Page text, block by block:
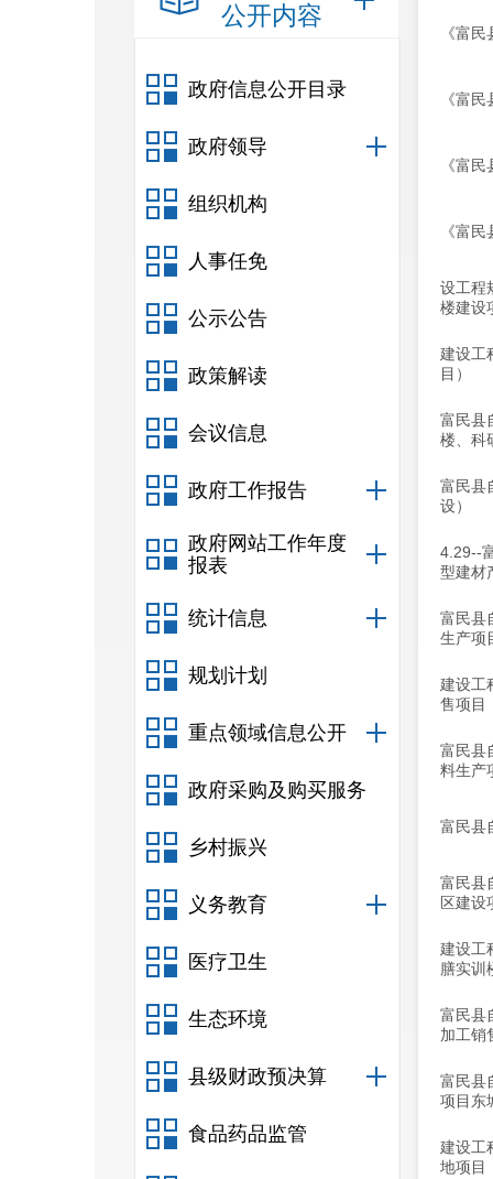
公开内容
政府信息公开目录
政府领导
组织机构
人事任免
公示公告
政策解读
会议信息
政府工作报告
政府网站工作年度
报表
统计信息
规划计划
重点领域信息公开
政府采购及购买服务
乡村振兴
义务教育
医疗卫生
生态环境
县级财政预决算
食品药品监管
《富
《富
《富
《富
设工程
楼建设
建设工
目）
富民县
楼、科
富民县
设）
4.29--
型建材
富民县
生产项
建设工
售项目
富民县
料生产
富民县
富民县
区建设
建设工
膳实训
富民县
加工销
富民县
项目东
建设工
地项目